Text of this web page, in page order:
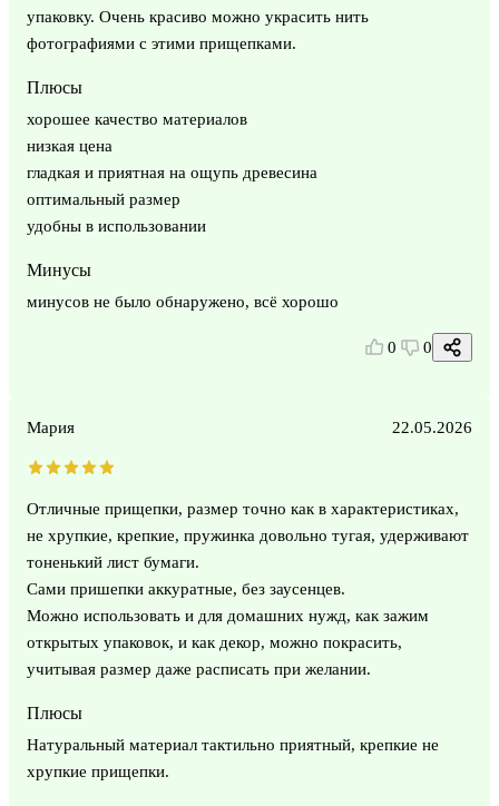
упаковку. Очень красиво можно украсить нить
фотографиями с этими прищепками.
Плюсы
хорошее качество материалов
низкая цена
гладкая и приятная на ощупь древесина
оптимальный размер
удобны в использовании
Минусы
минусов не было обнаружено, всё хорошо
0 0
Мария 22.05.2026
Отличные прищепки, размер точно как в характеристиках,
не хрупкие, крепкие, пружинка довольно тугая, удерживают
тоненький лист бумаги.
Сами пришепки аккуратные, без заусенцев.
Можно использовать и для домашних нужд, как зажим
открытых упаковок, и как декор, можно покрасить,
учитывая размер даже расписать при желании.
Плюсы
Натуральный материал тактильно приятный, крепкие не
хрупкие прищепки.